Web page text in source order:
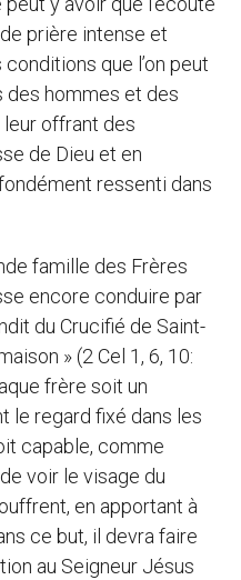
prière intense et
conditions que l’on peut
des hommes et des
offrant des
de Dieu et en
ressenti dans
famille des Frères
encore conduire par
du Crucifié de Saint-
» (2 Cel 1, 6, 10:
frère soit un
le regard fixé dans les
capable, comme
voir le visage du
en apportant à
ce but, il devra faire
au Seigneur Jésus